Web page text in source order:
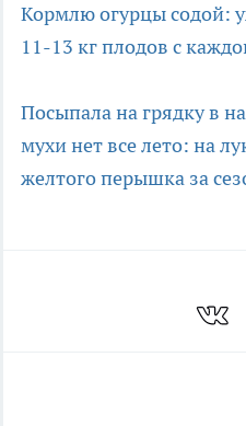
Кормлю огурцы содой:
11-13 кг плодов с
Посыпала на грядку в
мухи нет все лето: на
желтого перышка за